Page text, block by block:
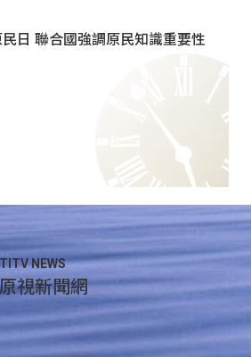
日 聯合國強調原民知識重要性
TITV NEWS
原視新聞網